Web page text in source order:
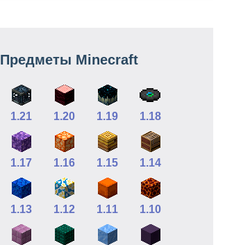
Предметы Minecraft
1.21 1.20 1.19 1.18
1.17 1.16 1.15 1.14
1.13 1.12 1.11 1.10